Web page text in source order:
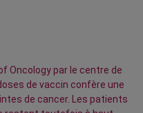
Oncology par le centre de
de vaccin confère une
de cancer. Les patients